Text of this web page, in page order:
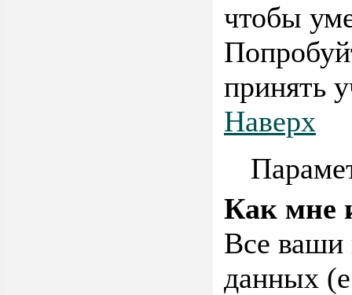
чтобы
принять
Наверх
Как мне
Все ваши
данных